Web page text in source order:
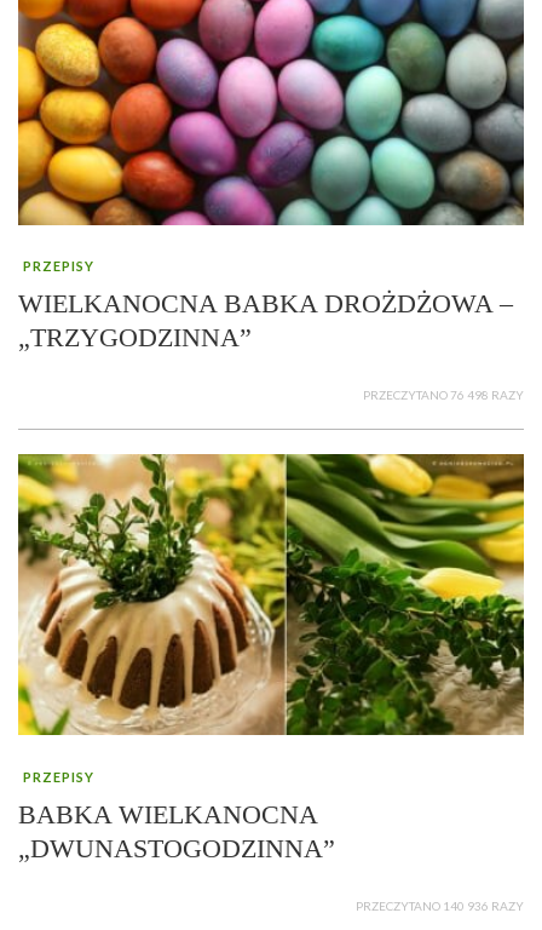
PRZEPISY
WIELKANOCNA BABKA DROŻDŻOWA –
„TRZYGODZINNA”
PRZECZYTANO 76 498 RAZY
PRZEPISY
BABKA WIELKANOCNA
„DWUNASTOGODZINNA”
PRZECZYTANO 140 936 RAZY